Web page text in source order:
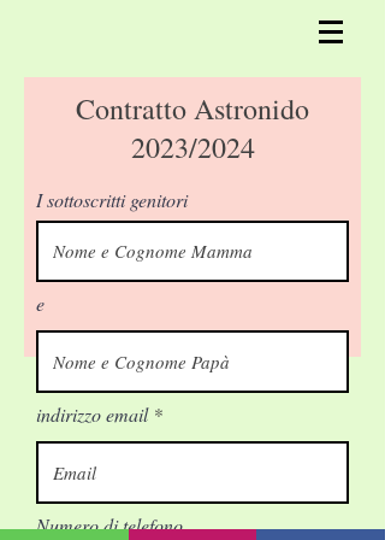
Contratto Astronido
2023/2024
I sottoscritti genitori
e
indirizzo email
Numero di telefono